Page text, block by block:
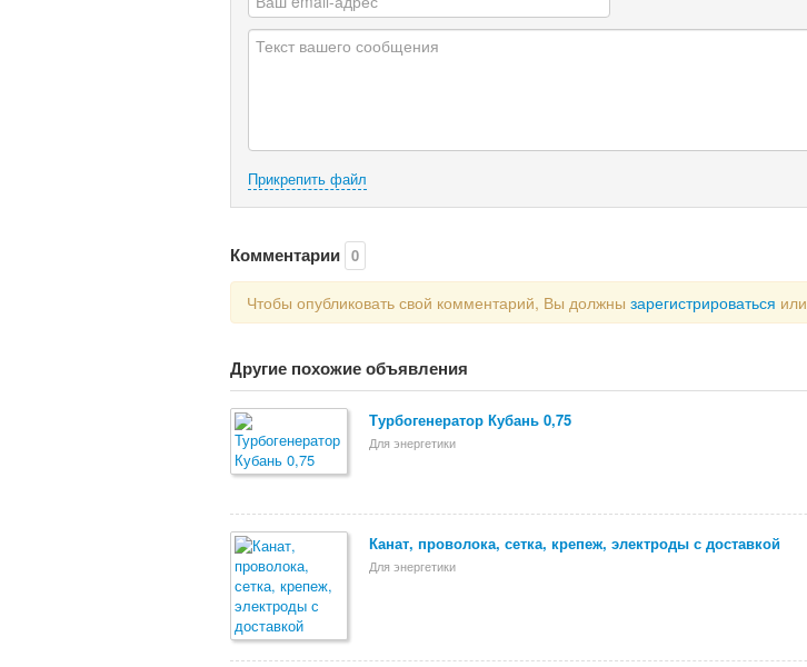
Прикрепить файл
Комментарии 0
Чтобы опубликовать свой комментарий, Вы должны зарегистрироваться или
Другие похожие объявления
Турбогенератор Кубань 0,75
Для энергетики
Канат, проволока, сетка, крепеж, электроды с доставкой
Для энергетики